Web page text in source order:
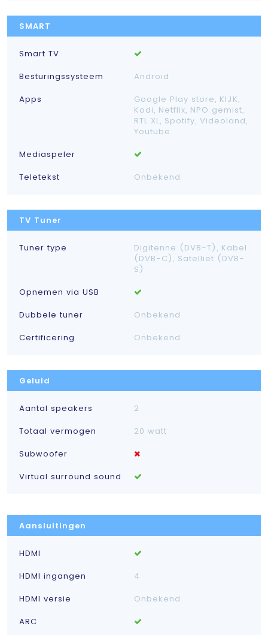
SMART
Smart TV
Besturingssysteem
Android
Apps
Google Play store, KIJK,
Kodi, Netflix, NPO gemist,
RTL XL, Spotify, Videoland,
Youtube
Mediaspeler
Teletekst
Onbekend
TV Tuner
Tuner type
Digitenne (DVB-T), Kabel
(DVB-C), Satelliet (DVB-
S)
Opnemen via USB
Dubbele tuner
Onbekend
Certificering
Onbekend
Geluid
Aantal speakers
2
Totaal vermogen
20 watt
Subwoofer
Virtual surround sound
Aansluitingen
HDMI
HDMI ingangen
4
HDMI versie
Onbekend
ARC